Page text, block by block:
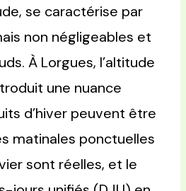
se caractérise par
non négligeables et
À Lorgues, l’altitude
une nuance
d’hiver peuvent être
matinales ponctuelles
sont réelles, et le